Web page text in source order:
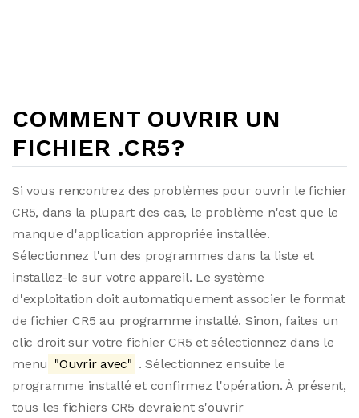
COMMENT OUVRIR UN
FICHIER .CR5?
Si vous rencontrez des problèmes pour ouvrir le fichier
CR5, dans la plupart des cas, le problème n'est que le
manque d'application appropriée installée.
Sélectionnez l'un des programmes dans la liste et
installez-le sur votre appareil. Le système
d'exploitation doit automatiquement associer le format
de fichier CR5 au programme installé. Sinon, faites un
clic droit sur votre fichier CR5 et sélectionnez dans le
menu "Ouvrir avec" . Sélectionnez ensuite le
programme installé et confirmez l'opération. À présent,
tous les fichiers CR5 devraient s'ouvrir